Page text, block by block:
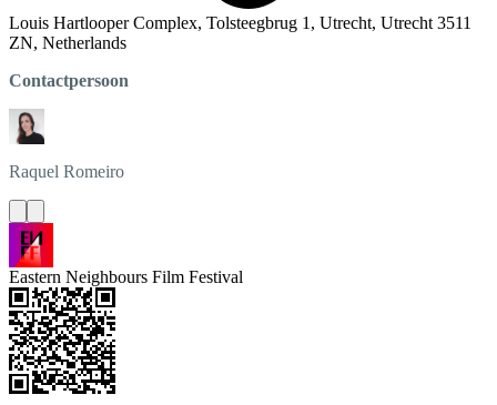
Louis Hartlooper Complex, Tolsteegbrug 1, Utrecht, Utrecht 3511
ZN, Netherlands
Contactpersoon
Raquel Romeiro
Eastern Neighbours Film Festival